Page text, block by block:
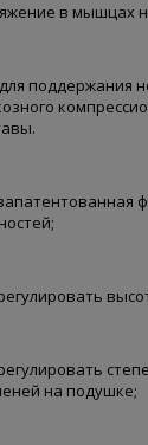
в мышцах
для
на подушке;